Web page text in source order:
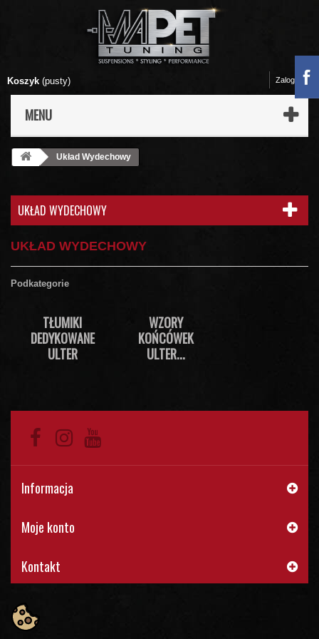
Koszyk (pusty)
MENU
Zaloguj się
Układ Wydechowy
UKŁAD WYDECHOWY
UKŁAD WYDECHOWY
Podkategorie
TŁUMIKI
DEDYKOWANE
ULTER
WZORY
KOŃCÓWEK
ULTER...
Informacja
Moje konto
Kontakt